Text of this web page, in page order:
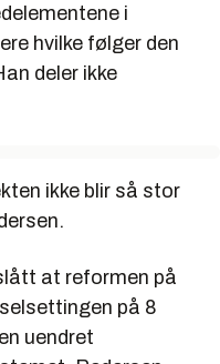
i
hvilke følger den
deler ikke
ikke blir så stor
at reformen på
på 8
uendret